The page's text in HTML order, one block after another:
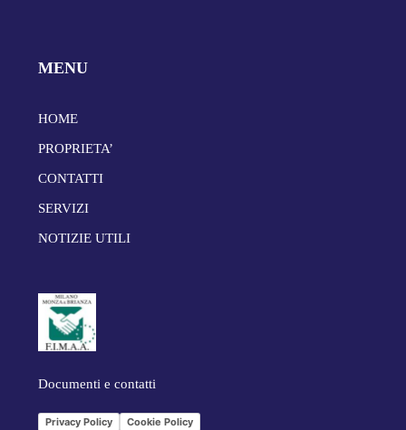
MENU
HOME
PROPRIETA’
CONTATTI
SERVIZI
NOTIZIE UTILI
Documenti e contatti
Privacy Policy
Cookie Policy